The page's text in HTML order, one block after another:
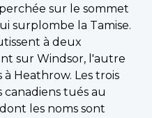
sur le sommet
surplombe la Tamise.
à deux
sur Windsor, l'autre
Heathrow. Les trois
tués au
les noms sont